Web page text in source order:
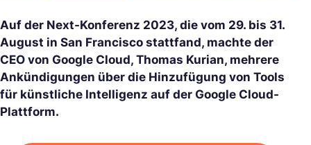
Auf der Next-Konferenz 2023, die vom 29. bis 31.
August in San Francisco stattfand, machte der
CEO von Google Cloud, Thomas Kurian, mehrere
Ankündigungen über die Hinzufügung von Tools
für künstliche Intelligenz auf der Google Cloud-
Plattform.